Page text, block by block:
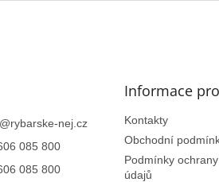
@rybarske-nej.cz
085 800
085 800
Informace
Kontakty
Obchodní
Podmínky
údajů